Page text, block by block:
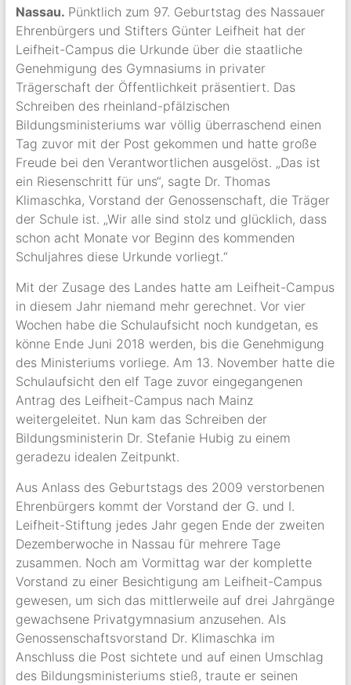
Nassau. Pünktlich zum 97. Geburtstag des Nassauer
Ehrenbürgers und Stifters Günter Leifheit hat der
Leifheit-Campus die Urkunde über die staatliche
Genehmigung des Gymnasiums in privater
Trägerschaft der Öffentlichkeit präsentiert. Das
Schreiben des rheinland-pfälzischen
Bildungsministeriums war völlig überraschend einen
Tag zuvor mit der Post gekommen und hatte große
Freude bei den Verantwortlichen ausgelöst. „Das ist
ein Riesenschritt für uns“, sagte Dr. Thomas
Klimaschka, Vorstand der Genossenschaft, die Träger
der Schule ist. „Wir alle sind stolz und glücklich, dass
schon acht Monate vor Beginn des kommenden
Schuljahres diese Urkunde vorliegt.“
Mit der Zusage des Landes hatte am Leifheit-Campus
in diesem Jahr niemand mehr gerechnet. Vor vier
Wochen habe die Schulaufsicht noch kundgetan, es
könne Ende Juni 2018 werden, bis die Genehmigung
des Ministeriums vorliege. Am 13. November hatte die
Schulaufsicht den elf Tage zuvor eingegangenen
Antrag des Leifheit-Campus nach Mainz
weitergeleitet. Nun kam das Schreiben der
Bildungsministerin Dr. Stefanie Hubig zu einem
geradezu idealen Zeitpunkt.
Aus Anlass des Geburtstags des 2009 verstorbenen
Ehrenbürgers kommt der Vorstand der G. und I.
Leifheit-Stiftung jedes Jahr gegen Ende der zweiten
Dezemberwoche in Nassau für mehrere Tage
zusammen. Noch am Vormittag war der komplette
Vorstand zu einer Besichtigung am Leifheit-Campus
gewesen, um sich das mittlerweile auf drei Jahrgänge
gewachsene Privatgymnasium anzusehen. Als
Genossenschaftsvorstand Dr. Klimaschka im
Anschluss die Post sichtete und auf einen Umschlag
des Bildungsministeriums stieß, traute er seinen